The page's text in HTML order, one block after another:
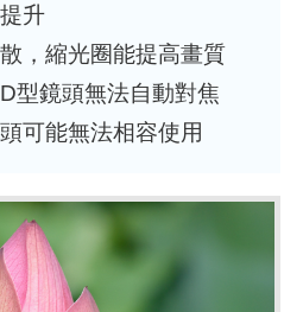
升
，縮光圈能提高畫質
型鏡頭無法自動對焦
可能無法相容使用